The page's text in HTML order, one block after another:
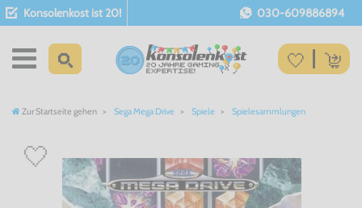
Konsolenkost ist 20! 030-609886894
Zur Startseite gehen Sega Mega Drive Spiele Spielesammlungen